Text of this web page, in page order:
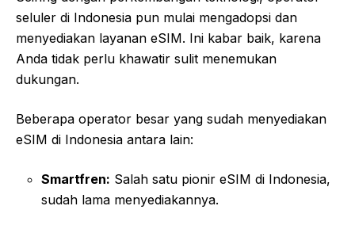
seluler di Indonesia pun mulai mengadopsi dan
menyediakan layanan eSIM. Ini kabar baik, karena
Anda tidak perlu khawatir sulit menemukan
dukungan.
Beberapa operator besar yang sudah menyediakan
eSIM di Indonesia antara lain:
Smartfren: Salah satu pionir eSIM di Indonesia,
sudah lama menyediakannya.